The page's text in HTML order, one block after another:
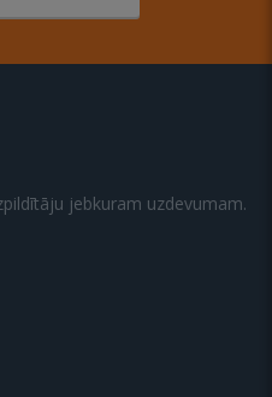
jebkuram uzdevumam.